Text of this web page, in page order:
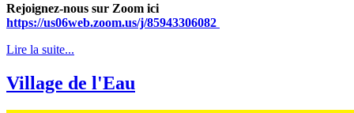
Rejoignez-nous sur Zoom ici
https://us06web.zoom.us/j/85943306082
Lire la suite...
Village de l'Eau